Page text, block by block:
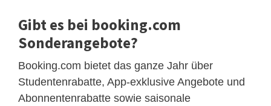
Gibt es bei booking.com
Sonderangebote?
Booking.com bietet das ganze Jahr über
Studentenrabatte, App-exklusive Angebote und
Abonnentenrabatte sowie saisonale